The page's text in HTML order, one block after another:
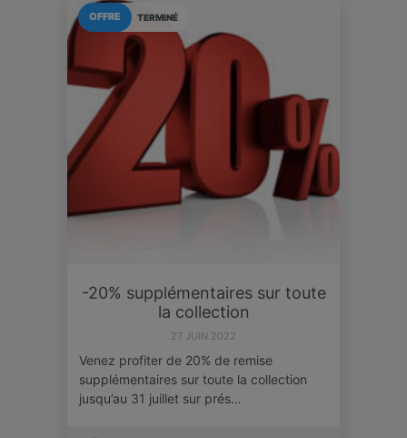
TERMINÉ
OFFRE
-20% supplémentaires sur toute
la collection
27 JUIN 2022
Venez profiter de 20% de remise
supplémentaires sur toute la collection
jusqu’au 31 juillet sur prés…